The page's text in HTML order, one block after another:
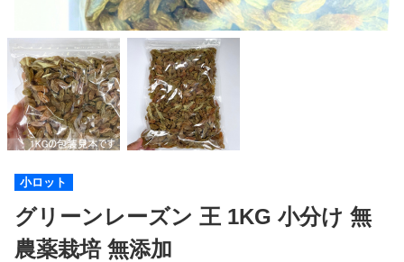
小ロット
グリーンレーズン 王 1KG 小分け 無
農薬栽培 無添加